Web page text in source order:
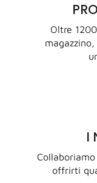
Oltre
I
offrirti